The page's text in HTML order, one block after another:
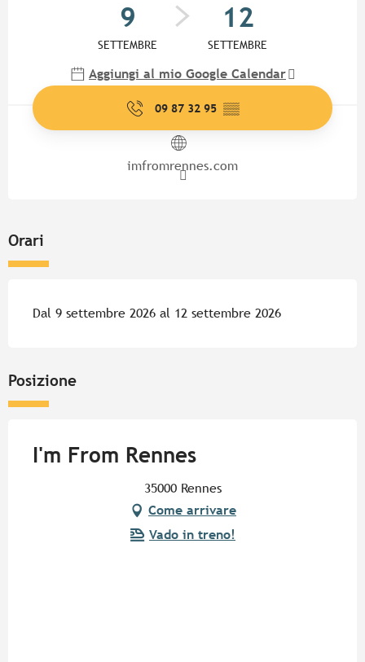
9
SETTEMBRE
12
SETTEMBRE
Aggiungi al mio Google Calendar
09 87 32 95 ▒▒
imfromrennes.com
Orari
Dal 9 settembre 2026 al 12 settembre 2026
Posizione
I'm From Rennes
35000 Rennes
Come arrivare
Vado in treno!